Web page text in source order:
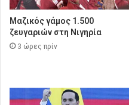
Μαζικός γάμος 1.500
ζευγαριών στη Νιγηρία
3 ώρες πρίν